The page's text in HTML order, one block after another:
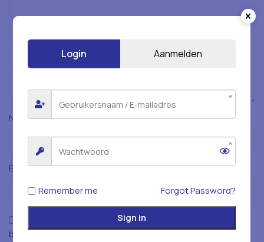
Naam*
E-mail*
Mijn naam, e-mailadres en website opslaan in deze
browser voor de volgende keer wanneer ik een reactie
Login Aanmelden
Remember me Forgot Password?
Sign in